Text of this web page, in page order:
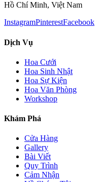
Hồ Chí Minh, Việt Nam
InstagramPinterestFacebook
Dịch Vụ
Hoa Cưới
Hoa Sinh Nhật
Hoa Sự Kiện
Hoa Văn Phòng
Workshop
Khám Phá
Cửa Hàng
Gallery
Bài Viết
Quy Trình
Cảm Nhận